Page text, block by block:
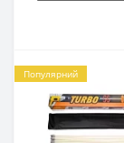
Популярний